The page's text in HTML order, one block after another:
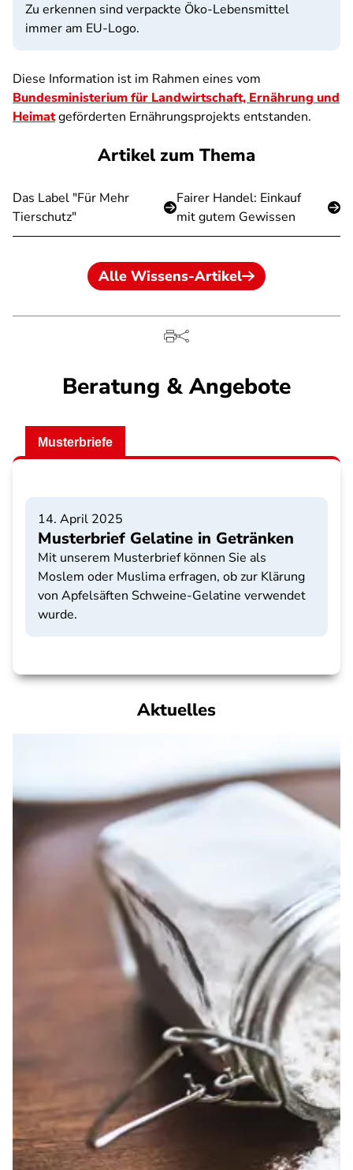
Zu erkennen sind verpackte Öko-Lebensmittel
immer am EU-Logo.
Diese Information ist im Rahmen eines vom
Bundesministerium für Landwirtschaft, Ernährung und
Heimatgeförderten Ernährungsprojekts entstanden.
Artikel zum Thema
Das Label "Für Mehr
Tierschutz"
Fairer Handel: Einkauf
mit gutem Gewissen
Alle Wissens-Artikel
Beratung & Angebote
Musterbriefe
14. April 2025
Musterbrief Gelatine in Getränken
Mit unserem Musterbrief können Sie als
Moslem oder Muslima erfragen, ob zur Klärung
von Apfelsäften Schweine-Gelatine verwendet
wurde.
Aktuelles